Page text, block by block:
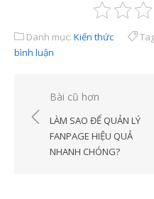
Danh mục: Kiến thức
bình luận
Điều
hướng
viết
Bài cũ hơn
LÀM SAO ĐỂ QUẢN LÝ
FANPAGE HIỆU QUẢ
NHANH CHÓNG?